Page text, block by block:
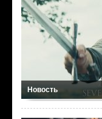
Новость